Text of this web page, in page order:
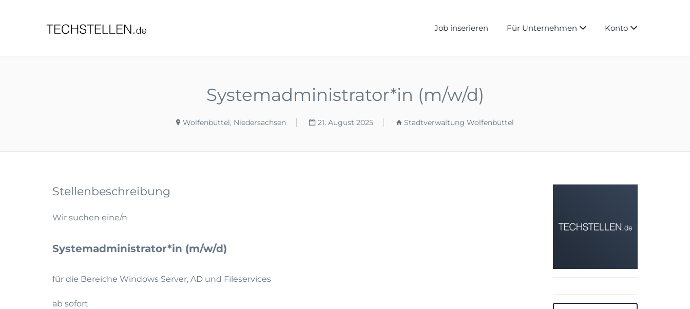
Job inserieren Für Unternehmen Konto
Systemadministrator*in (m/w/d)
Wolfenbüttel, Niedersachsen 21. August 2025 Stadtverwaltung Wolfenbüttel
Stellenbeschreibung
Wir suchen eine/n
Systemadministrator*in (m/w/d)
für die Bereiche Windows Server, AD und Fileservices
ab sofort